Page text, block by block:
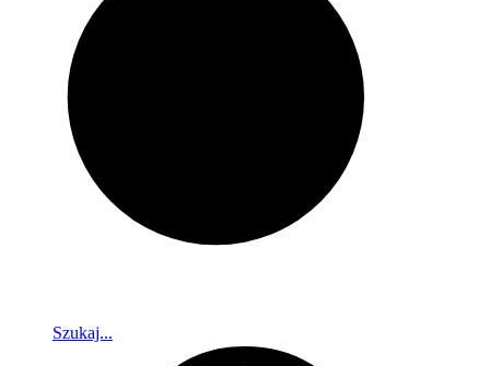
Szukaj...